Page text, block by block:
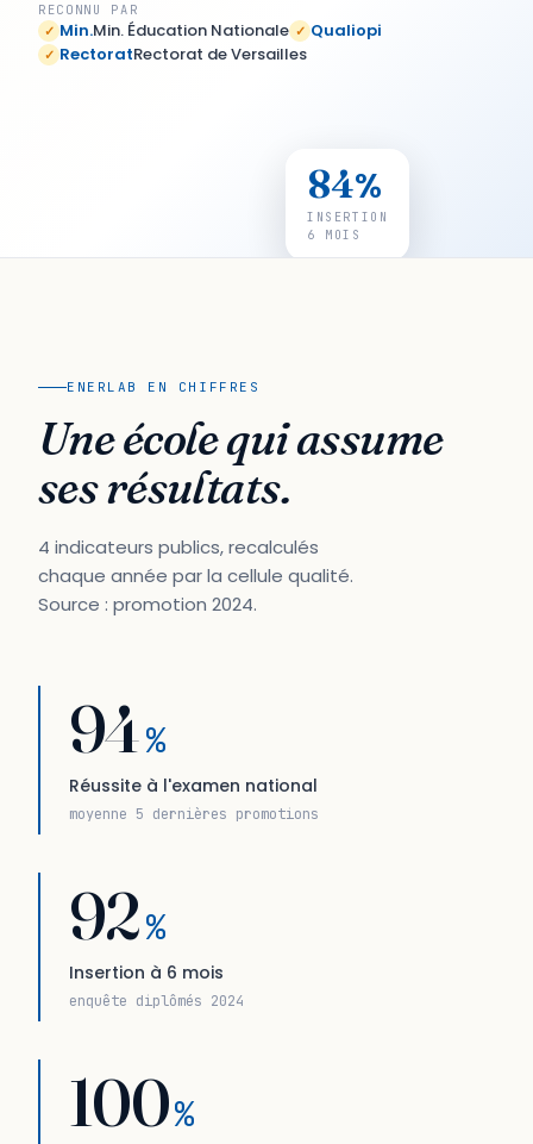
RECONNU PAR
✓ Min.Min. Éducation Nationale ✓ Qualiopi
✓ RectoratRectorat de Versailles
sur-
la
84%
INSERTION
6 MOIS
ENERLAB EN CHIFFRES
Une école qui assume
ses résultats.
4 indicateurs publics, recalculés
chaque année par la cellule qualité.
Source : promotion 2024.
94%
Réussite à l'examen national
moyenne 5 dernières promotions
92%
Insertion à 6 mois
enquête diplômés 2024
100%